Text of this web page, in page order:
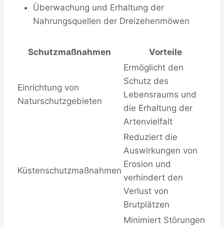
Überwachung und Erhaltung der
Nahrungsquellen der Dreizehenmöwen
Schutzmaßnahmen Vorteile
Einrichtung von
Naturschutzgebieten
Ermöglicht den
Schutz des
Lebensraums und
die Erhaltung der
Artenvielfalt
Küstenschutzmaßnahmen
Reduziert die
Auswirkungen von
Erosion und
verhindert den
Verlust von
Brutplätzen
Minimiert Störungen